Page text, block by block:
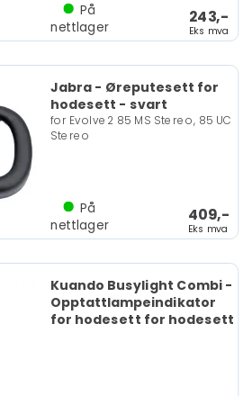
243,-
Eks mva
På
nettlager
Jabra - Øreputesett for
hodesett - svart
for Evolve2 85 MS Stereo, 85 UC
Stereo
409,-
Eks mva
På
nettlager
Kuando Busylight Combi -
Opptattlampeindikator
for hodesett for hodesett